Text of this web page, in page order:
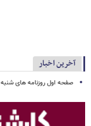
آخرین اخبار
صفحه اول روزنامه های شنبه 17مرداد 1405